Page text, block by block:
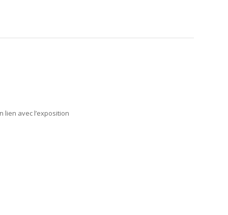
lien avec l’exposition